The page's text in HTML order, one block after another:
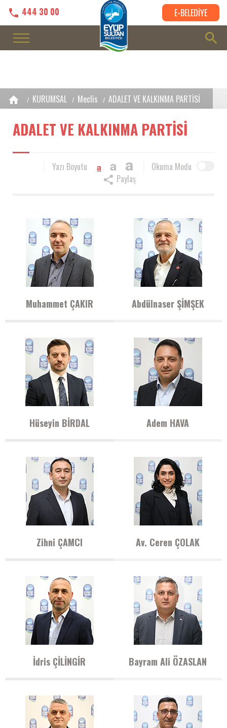
444 30 00 E-BELEDİYE
KURUMSAL Meclis ADALET VE KALKINMA PARTİSİ
ADALET VE KALKINMA PARTİSİ
Okuma Modu
Yazı Boyutu a a a
Paylaş
Muhammet ÇAKIR Abdülnaser ŞİMŞEK
Hüseyin BİRDAL Adem HAVA
Zihni ÇAMCI Av. Ceren ÇOLAK
İdris ÇİLİNGİR Bayram Ali ÖZASLAN